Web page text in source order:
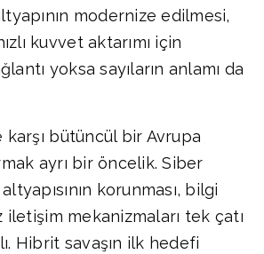
modernize edilmesi,
kuvvet aktarımı için
yoksa sayıların anlamı da
bütüncül bir Avrupa
ayrı bir öncelik. Siber
korunması, bilgi
mekanizmaları tek çatı
Hibrit savaşın ilk hedefi